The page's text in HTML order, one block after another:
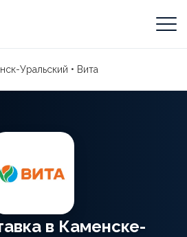
Уральский • Вита
в Каменске-